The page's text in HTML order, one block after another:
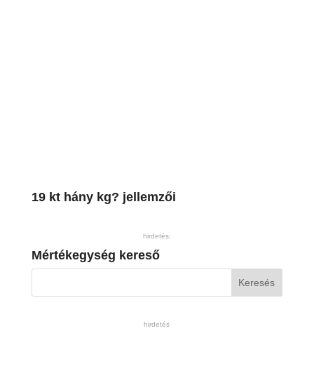
19 kt hány kg? jellemzői
hirdetés:
Mértékegység kereső
hirdetés